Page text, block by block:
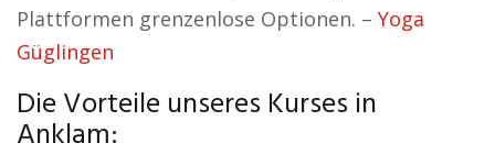
Plattformen grenzenlose Optionen. – Yoga
Güglingen
Die Vorteile unseres Kurses in
Anklam: